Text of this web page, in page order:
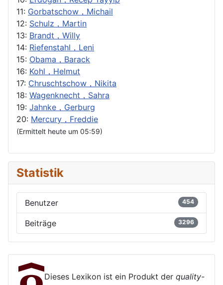
11: Gorbatschow，Michail
12: Schulz，Martin
13: Brandt，Willy
14: Riefenstahl，Leni
15: Obama，Barack
16: Kohl，Helmut
17: Chruschtschow，Nikita
18: Wagenknecht，Sahra
19: Jahnke，Gerburg
20: Mercury，Freddie
(Ermittelt heute um 05:59)
Statistik
Benutzer 454
Beiträge 3296
Dieses Lexikon ist ein Produkt der quality-